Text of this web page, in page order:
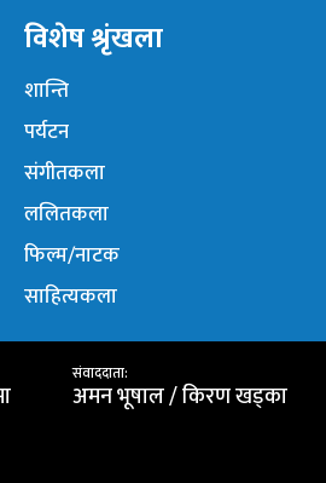
विशेष श्रृंखला
शान्ति
पर्यटन
संगीतकला
ललितकला
फिल्म/नाटक
साहित्यकला
संवाददाता:
अमन भूषाल / किरण खड्का